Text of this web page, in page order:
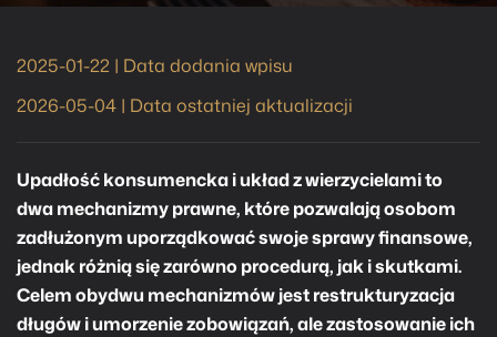
2025-01-22 | Data dodania wpisu
2026-05-04 | Data ostatniej aktualizacji
Upadłość konsumencka i układ z wierzycielami to
dwa mechanizmy prawne, które pozwalają osobom
zadłużonym uporządkować swoje sprawy finansowe,
jednak różnią się zarówno procedurą, jak i skutkami.
Celem obydwu mechanizmów jest restrukturyzacja
długów i umorzenie zobowiązań, ale zastosowanie ich